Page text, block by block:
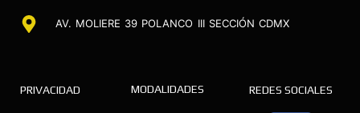
AV. MOLIERE 39 POLANCO III SECCIÓN CDMX
PRIVACIDAD MODALIDADES REDES SOCIALES